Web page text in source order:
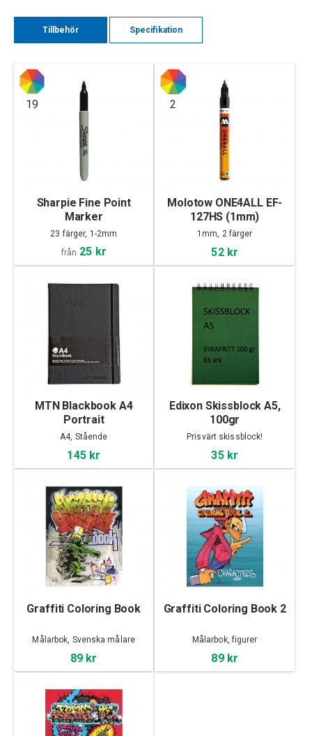
Tillbehör Specifikation
19
Sharpie Fine Point
Marker
23 färger, 1-2mm
från 25 kr
2
Molotow ONE4ALL EF-
127HS (1mm)
1mm, 2 färger
52 kr
MTN Blackbook A4
Portrait
A4, Stående
145 kr
Edixon Skissblock A5,
100gr
Prisvärt skissblock!
35 kr
Graffiti Coloring Book
Målarbok, Svenska målare
89 kr
Graffiti Coloring Book 2
Målarbok, figurer
89 kr